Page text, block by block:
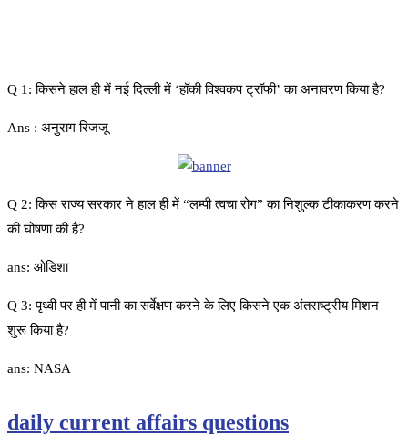
Q 1: किसने हाल ही में नई दिल्ली में ‘हॉकी विश्वकप ट्रॉफी’ का अनावरण किया है?
Ans : अनुराग रिजजू
Q 2: किस राज्य सरकार ने हाल ही में “लम्पी त्वचा रोग” का निशुल्क टीकाकरण करने
की घोषणा की है?
ans: ओडिशा
Q 3: पृथ्वी पर ही में पानी का सर्वेक्षण करने के लिए किसने एक अंतराष्ट्रीय मिशन
शुरू किया है?
ans: NASA
daily current affairs questions